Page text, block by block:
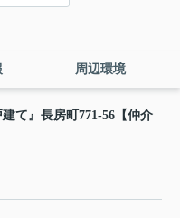
周辺環境
建て』長房町771-56【仲介